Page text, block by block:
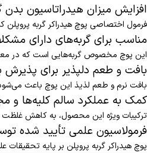
افزایش میزان هیدراتاسیون بدن
فرمول اختصاصی پوچ هیدراکر گربه پروپلن کمک می‌کند تا گربه شما تا ۲۸٪ بیشتر آب
مناسب برای گربه‌های دارای
این پوچ مخصوص گربه‌هایی است که در
بافت و طعم دلپذیر برای پذیرش
بافت نرم و طعم لذیذ این پوچ باعث
کمک به عملکرد سالم کلیه‌ها و
ترکیبات ویژه این محصول، به کاهش
فرمولاسیون علمی تأیید شده
پوچ هیدراکر گربه پروپلن بر پایه